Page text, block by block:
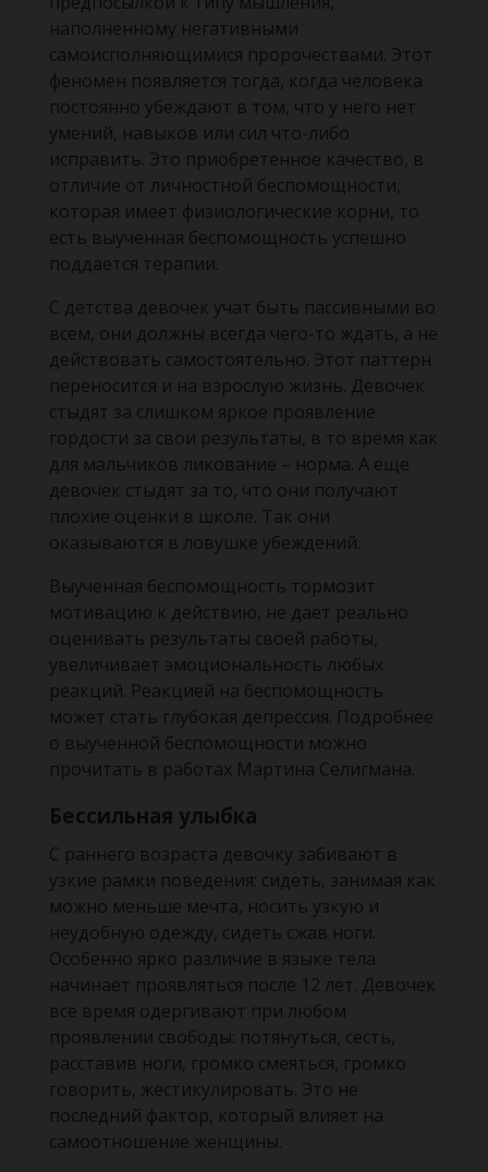
наполненному негативными
самоисполняющимися пророчествами. Этот
феномен появляется тогда, когда человека
постоянно убеждают в том, что у него нет
умений, навыков или сил что-либо
исправить. Это приобретенное качество, в
отличие от личностной беспомощности,
которая имеет физиологические корни, то
есть выученная беспомощность успешно
поддается терапии.
С детства девочек учат быть пассивными во
всем, они должны всегда чего-то ждать, а не
действовать самостоятельно. Этот паттерн
переносится и на взрослую жизнь. Девочек
стыдят за слишком яркое проявление
гордости за свои результаты, в то время как
для мальчиков ликование – норма. А еще
девочек стыдят за то, что они получают
плохие оценки в школе. Так они
оказываются в ловушке убеждений.
Выученная беспомощность тормозит
мотивацию к действию, не дает реально
оценивать результаты своей работы,
увеличивает эмоциональность любых
реакций. Реакцией на беспомощность
может стать глубокая депрессия. Подробнее
о выученной беспомощности можно
прочитать в работах Мартина Селигмана.
Бессильная улыбка
С раннего возраста девочку забивают в
узкие рамки поведения: сидеть, занимая как
можно меньше мечта, носить узкую и
неудобную одежду, сидеть сжав ноги.
Особенно ярко различие в языке тела
начинает проявляться после 12 лет. Девочек
все время одергивают при любом
проявлении свободы: потянуться, сесть,
расставив ноги, громко смеяться, громко
говорить, жестикулировать. Это не
последний фактор, который влияет на
самоотношение женщины.